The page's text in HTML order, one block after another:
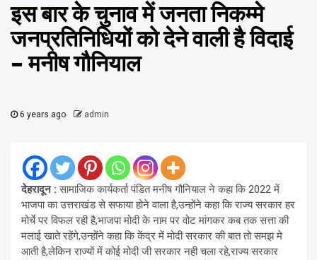
इस बार के चुनाव में जनता निकम्मे
जनप्रतिनिधियों को देने वाली है विदाई
– मनीष गौनियाल
6 years ago admin
देहरादून : सामाजिक कार्यकर्ता पंडित मनीष गौनियाल ने कहा कि 2022 में
भाजपा का उत्तराखंड से सफाया होने वाला है,उन्होंने कहा कि राज्य सरकार हर
मोर्चे पर विफल रही है,भाजपा मोदी के नाम पर वोट मांगकर कब तक सत्ता की
मलाई खाते रहेंगे,उन्होंने कहा कि केंद्र में मोदी सरकार की बात तो समझ मे
आती है,लेकिन राज्यों में कोई मोदी जी सरकार नही चला रहे,राज्य सरकार